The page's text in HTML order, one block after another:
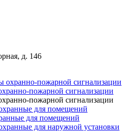
д. 146
пожарной сигнализации
пожарной сигнализации
для помещений